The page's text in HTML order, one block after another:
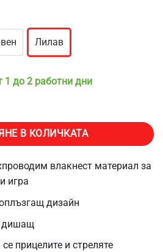
Лилав
1 до 2 работни дни
за палец за игри Jiafen
В КОЛИЧКАТА
влакнест материал за
игра
дизайн
дишащ
прицелите и стреляте